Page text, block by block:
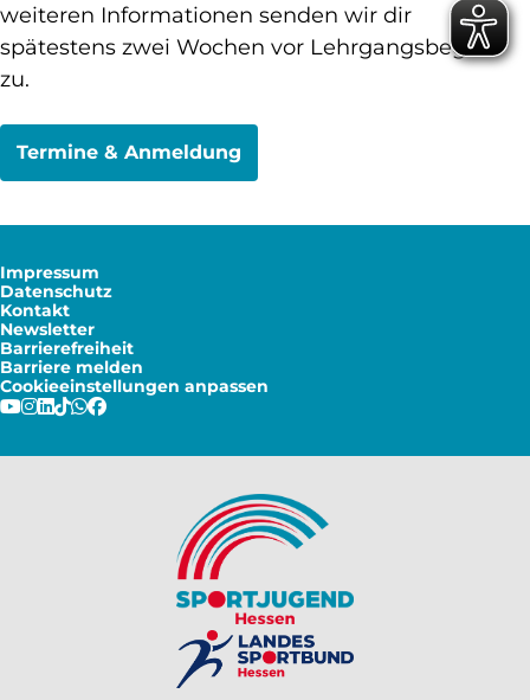
weiteren Informationen senden wir dir
spätestens zwei Wochen vor Lehrgangsbeginn
zu.
Termine & Anmeldung
Impressum
Datenschutz
Kontakt
Newsletter
Barrierefreiheit
Barriere melden
Cookieeinstellungen anpassen